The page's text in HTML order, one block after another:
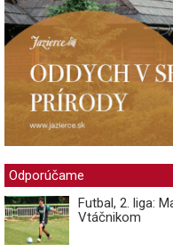
Odporúčame
Futbal, 2. liga:
Vtáčnikom